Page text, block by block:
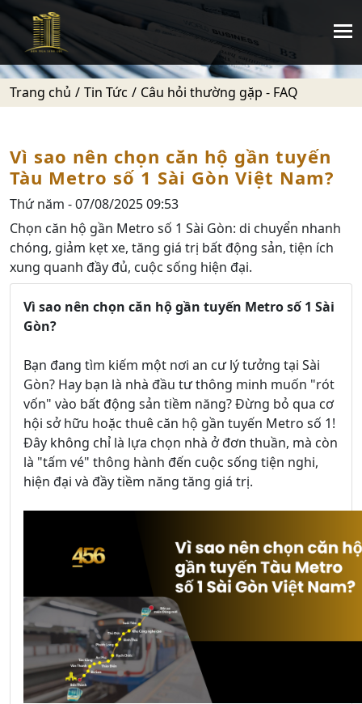
Trang chủ Tin Tức Câu hỏi thường gặp - FAQ
Vì sao nên chọn căn hộ gần tuyến
Tàu Metro số 1 Sài Gòn Việt Nam?
Thứ năm - 07/08/2025 09:53
Chọn căn hộ gần Metro số 1 Sài Gòn: di chuyển nhanh
chóng, giảm kẹt xe, tăng giá trị bất động sản, tiện ích
xung quanh đầy đủ, cuộc sống hiện đại.
Vì sao nên chọn căn hộ gần tuyến Metro số 1 Sài
Gòn?
Bạn đang tìm kiếm một nơi an cư lý tưởng tại Sài
Gòn? Hay bạn là nhà đầu tư thông minh muốn "rót
vốn" vào bất động sản tiềm năng? Đừng bỏ qua cơ
hội sở hữu hoặc thuê căn hộ gần tuyến Metro số 1!
Đây không chỉ là lựa chọn nhà ở đơn thuần, mà còn
là "tấm vé" thông hành đến cuộc sống tiện nghi,
hiện đại và đầy tiềm năng tăng giá trị.